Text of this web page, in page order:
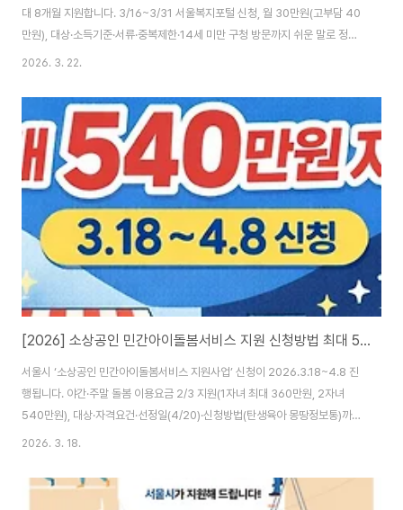
대 8개월 지원합니다. 3/16~3/31 서울복지포털 신청, 월 30만원(고부담 40
만원), 대상·소득기준·서류·중복제한·14세 미만 구청 방문까지 쉬운 말로 정리.
서울시 지원금 월 30만 원(고부담 40만 원) 최대 8개월｜3/16~3/31 서울복
강)을 챙기기 어려운 청소년·청년이 있습니다.서울시는 이런 분들을 위해 ‘자기
돌봄비’를 지원합니다. 쉽게 말해, “나도 쉬고 회복할 수 있도록” 매달 돈을 지
원해주는 제도예요. ✅ 10초 요약(핵심만)신청기간: 2026. 3/16(10:00) ~
3/31(18:00)지원금: 월 30만 원(기본) / 40만 원(돌..
2026. 3. 22.
[2026] 소상공인 민간아이돌봄서비스 지원 신청방법 최대 540만 원(야간·주말 돌봄)
서울시 ‘소상공인 민간아이돌봄서비스 지원사업’ 신청이 2026.3.18~4.8 진
행됩니다. 야간·주말 돌봄 이용요금 2/3 지원(1자녀 최대 360만원, 2자녀
540만원), 대상·자격요건·선정일(4/20)·신청방법(탄생육아 몽땅정보통)까지
정리.밤 10시~오전 6시까지 영업하거나, 주말에도 가게를 비우기 어려운 소상
백을 줄이기 위해 ‘소상공인 민간아이돌봄서비스 지원사업’을 올해도 추진하
며, 민간 아이돌봄 이용요금의 2/3를 지원합니다. 자녀 1명은 최대 360만 원,
2026. 3. 18.